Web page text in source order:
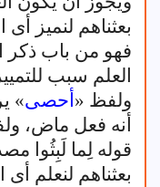
بعثناهم لنميز أى
فهو من باب ذكر
العلم سبب
ولفظ « أحصى»
أنه فعل ماض،
قوله لِما لَبِثُوا
بعثناهم لنعلم